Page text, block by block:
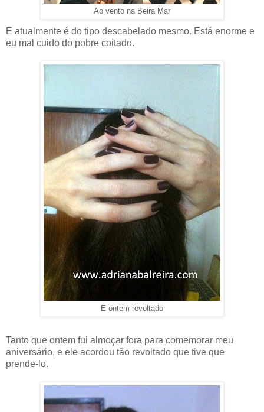
Ao vento na Beira Mar
E atualmente é do tipo descabelado mesmo. Está enorme e
eu mal cuido do pobre coitado.
E ontem revoltado
Tanto que ontem fui almoçar fora para comemorar meu
aniversário, e ele acordou tão revoltado que tive que
prende-lo.